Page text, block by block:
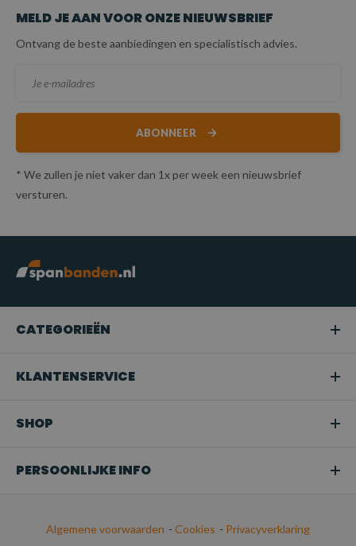
MELD JE AAN VOOR ONZE NIEUWSBRIEF
Ontvang de beste aanbiedingen en specialistisch advies.
ABONNEER
* We zullen je niet vaker dan 1x per week een nieuwsbrief
versturen.
CATEGORIEËN
KLANTENSERVICE
SHOP
PERSOONLIJKE INFO
Algemene voorwaarden - Cookies - Privacyverklaring